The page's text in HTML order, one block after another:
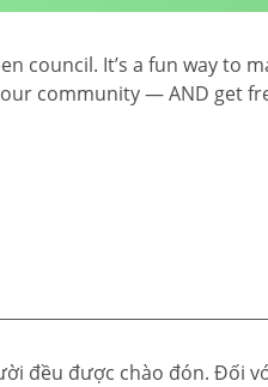
council. It’s a fun way to
community — AND get
đều được chào đón. Đối